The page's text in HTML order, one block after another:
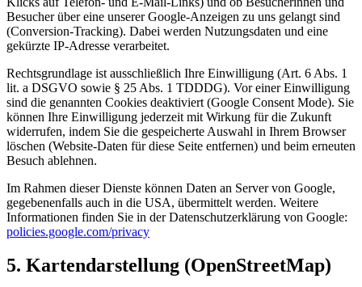
Besucher über eine unserer Google-Anzeigen zu uns gelangt sind
(Conversion-Tracking). Dabei werden Nutzungsdaten und eine
gekürzte IP-Adresse verarbeitet.
Rechtsgrundlage ist ausschließlich Ihre Einwilligung (Art. 6 Abs. 1
lit. a DSGVO sowie § 25 Abs. 1 TDDDG). Vor einer Einwilligung
sind die genannten Cookies deaktiviert (Google Consent Mode). Sie
können Ihre Einwilligung jederzeit mit Wirkung für die Zukunft
widerrufen, indem Sie die gespeicherte Auswahl in Ihrem Browser
löschen (Website-Daten für diese Seite entfernen) und beim erneuten
Besuch ablehnen.
Im Rahmen dieser Dienste können Daten an Server von Google,
gegebenenfalls auch in die USA, übermittelt werden. Weitere
Informationen finden Sie in der Datenschutzerklärung von Google:
policies.google.com/privacy
5. Kartendarstellung (OpenStreetMap)